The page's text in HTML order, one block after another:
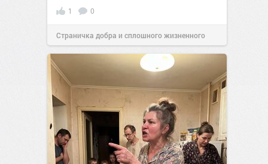
1 0
Страничка добра и сплошного жизненного
позитива!10:38Вчера